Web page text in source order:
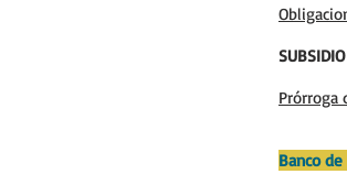
Prórroga
Banco